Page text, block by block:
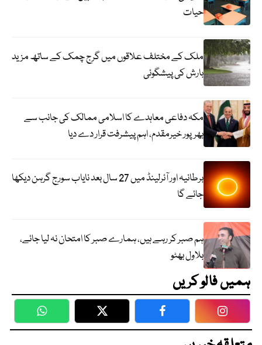
حیات
ملک کے مختلف علاقوں میں گرج چمک کے ساتھ مزید
بارش کی پیشگوئی
مکہ دفاعی معاہدے کا اسلامی ممالک کی جانب سے
بھرپور خیرمقدم، اہم پیشرفت قرار دے دیا
برطانیہ اور آئرلینڈ میں 27 سال بعد نایاب سورج گرہن دیکھا
جائے گا
ہم صبر کر رہے ہیں، ہمارے صبر کا امتحان نہ لیا جائے،
بلاول بھٹو
ہمیں فالو کریں
WhatsApp Twitter Facebook